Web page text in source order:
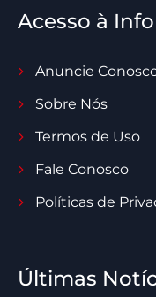
Acesso à
Anuncie
Sobre Nós
Termos de Uso
Fale Conosco
Políticas de
Últimas